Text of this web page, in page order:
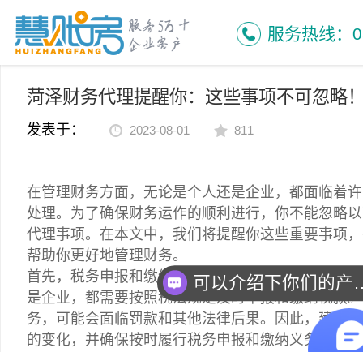
服务热线：
新闻资讯
菏泽财务代理提醒你：这些事项不可忽略
发表于： 2023-08-01 811
在管理财务方面，无论是个人还是企业，都面临着
处理。为了确保财务运作的顺利进行，你不能忽略
代理事项。在本文中，我们将提醒你这些重要事项
帮助你更好地管理财务。
首先，税务申报和缴纳是财务管理中不可忽视的一
是企业，都需要按照税法规定及时申报和缴纳税款
务，可能会面临罚款和其他法律后果。因此，建议
的变化，并确保按时履行税务申报和缴纳义务。
可以